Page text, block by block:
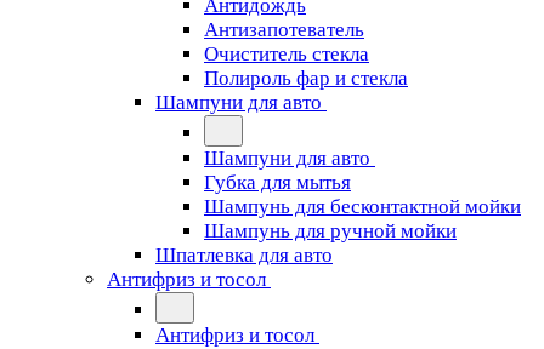
Антидождь
Антизапотеватель
Очиститель стекла
Полироль фар и стекла
Шампуни для авто
Шампуни для авто
Губка для мытья
Шампунь для бесконтактной мойки
Шампунь для ручной мойки
Шпатлевка для авто
Антифриз и тосол
Антифриз и тосол